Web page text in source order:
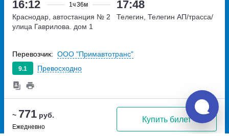
16:12 1ч36м 17:48
~ 771 руб.
Ежедневно
Купить билет
Краснодар, автостанция № 2
улица Гаврилова. дом 1
Телегин, Телегин АП/трасса/
9.1 Превосходно
Перевозчик: ООО "Примавтотранс"